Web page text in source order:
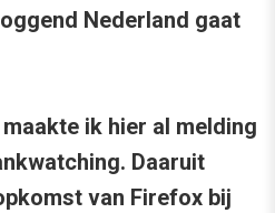
Nederland gaat
ik hier al melding
Daaruit
van Firefox bij